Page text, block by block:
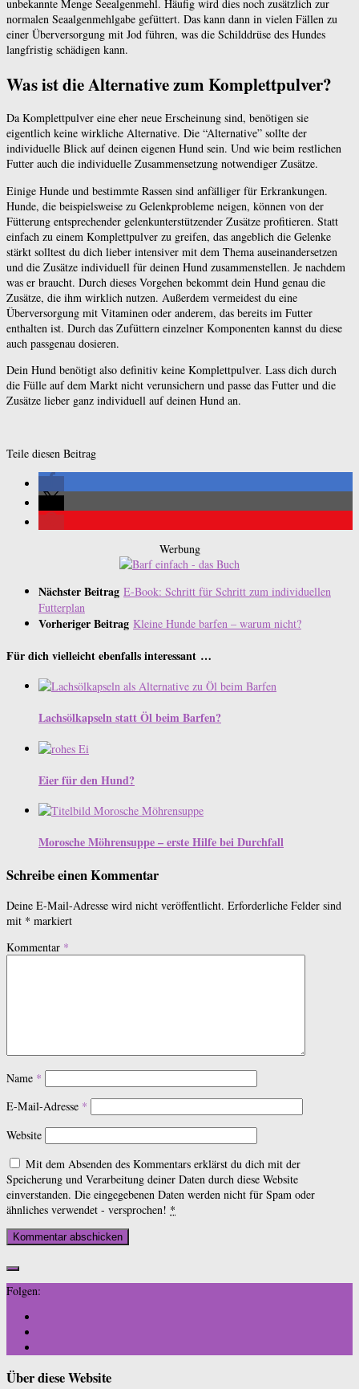
unbekannte Menge Seealgenmehl. Häufig wird dies noch zusätzlich zur
normalen Seaalgenmehlgabe gefüttert. Das kann dann in vielen Fällen zu
einer Überversorgung mit Jod führen, was die Schilddrüse des Hundes
langfristig schädigen kann.
Was ist die Alternative zum Komplettpulver?
Da Komplettpulver eine eher neue Erscheinung sind, benötigen sie
eigentlich keine wirkliche Alternative. Die “Alternative” sollte der
individuelle Blick auf deinen eigenen Hund sein. Und wie beim restlichen
Futter auch die individuelle Zusammensetzung notwendiger Zusätze.
Einige Hunde und bestimmte Rassen sind anfälliger für Erkrankungen.
Hunde, die beispielsweise zu Gelenkprobleme neigen, können von der
Fütterung entsprechender gelenkunterstützender Zusätze profitieren. Statt
einfach zu einem Komplettpulver zu greifen, das angeblich die Gelenke
stärkt solltest du dich lieber intensiver mit dem Thema auseinandersetzen
und die Zusätze individuell für deinen Hund zusammenstellen. Je nachdem
was er braucht. Durch dieses Vorgehen bekommt dein Hund genau die
Zusätze, die ihm wirklich nutzen. Außerdem vermeidest du eine
Überversorgung mit Vitaminen oder anderem, das bereits im Futter
enthalten ist. Durch das Zufüttern einzelner Komponenten kannst du diese
auch passgenau dosieren.
Dein Hund benötigt also definitiv keine Komplettpulver. Lass dich durch
die Fülle auf dem Markt nicht verunsichern und passe das Futter und die
Zusätze lieber ganz individuell auf deinen Hund an.
Teile diesen Beitrag
Werbung
Nächster Beitrag E-Book: Schritt für Schritt zum individuellen
Futterplan
Vorheriger Beitrag Kleine Hunde barfen – warum nicht?
Für dich vielleicht ebenfalls interessant …
Lachsölkapseln statt Öl beim Barfen?
Eier für den Hund?
Morosche Möhrensuppe – erste Hilfe bei Durchfall
Schreibe einen Kommentar
Deine E-Mail-Adresse wird nicht veröffentlicht. Erforderliche Felder sind
mit * markiert
Kommentar *
Name *
E-Mail-Adresse *
Website
Mit dem Absenden des Kommentars erklärst du dich mit der
Speicherung und Verarbeitung deiner Daten durch diese Website
einverstanden. Die eingegebenen Daten werden nicht für Spam oder
ähnliches verwendet - versprochen! *
Folgen:
Über diese Website